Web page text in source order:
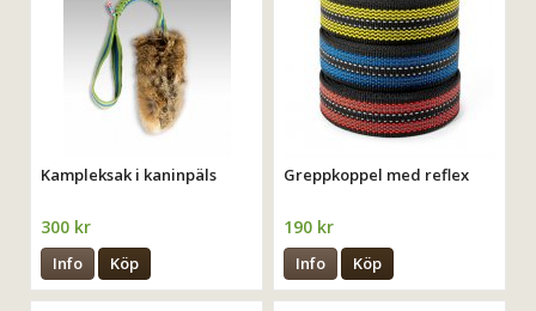
Kampleksak i kaninpäls
300 kr
Info Köp
Greppkoppel med reflex
190 kr
Info Köp